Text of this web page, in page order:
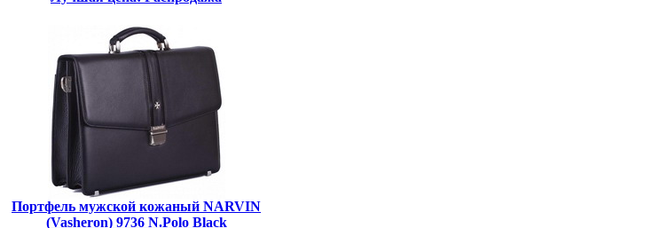
Портфель мужской кожаный NARVIN
(Vasheron) 9736 N.Polo Black